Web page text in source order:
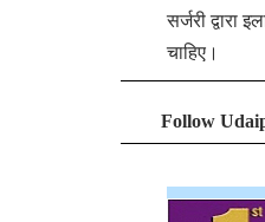
सर्जरी
चाहिए।
Follow